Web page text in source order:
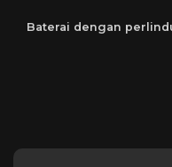
Baterai dengan